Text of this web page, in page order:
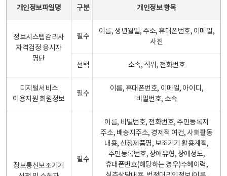
개인정보파일명 구분 개인정보 항목
정보시스템감리사
자격검정 응시자
명단
필수
이름, 생년월일, 주소, 휴대폰번호, 이메일,
사진
선택 소속, 직위, 전화번호
디지털서비스
이용지원 회원정보
필수
이름, 휴대폰번호, 이메일, 아이디,
비밀번호, 소속
정보통신보조기기
필수
이름, 비밀번호, 전화번호, 주민등록지
주소, 배송지주소, 경제적 여건, 사회활동
내용, 신청제품명, 보조기기 활용계획,
주민등록번호, 장애유형, 장애정도,
휴대폰번호(해당하는 경우)수혜이력,